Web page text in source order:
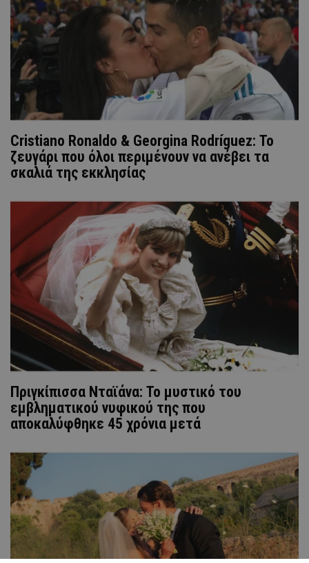
Cristiano Ronaldo & Georgina Rodríguez: Το
ζευγάρι που όλοι περιμένουν να ανέβει τα
σκαλιά της εκκλησίας
Πριγκίπισσα Νταϊάνα: Το μυστικό του
εμβληματικού νυφικού της που
αποκαλύφθηκε 45 χρόνια μετά